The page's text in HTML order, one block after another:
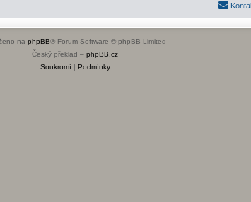
na phpBB® Forum Software © phpBB Limited
Český překlad – phpBB.cz
Soukromí| Podmínky